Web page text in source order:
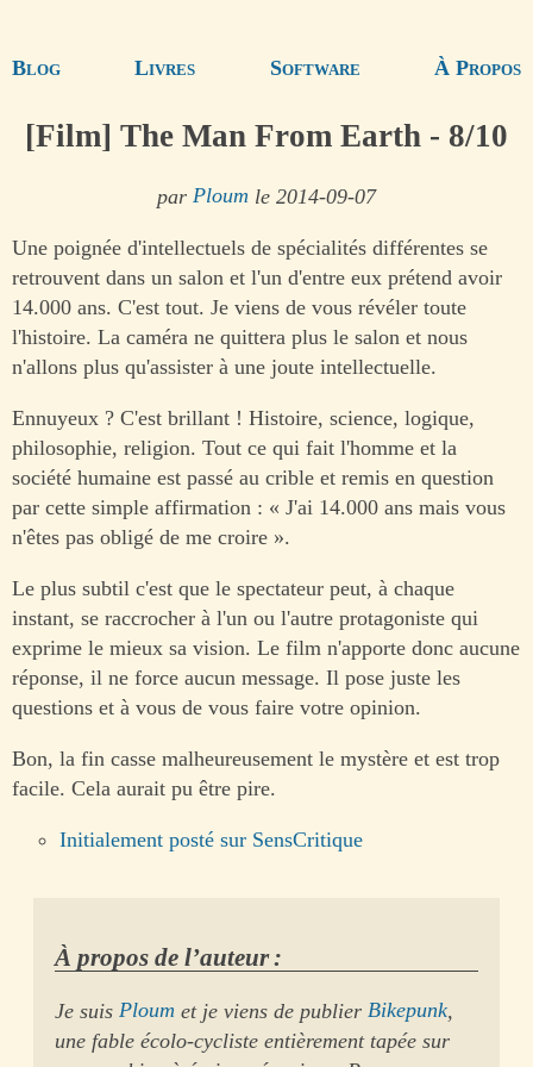
Blog Livres Software À Propos
[Film] The Man From Earth - 8/10
par Ploum le 2014-09-07
Une poignée d'intellectuels de spécialités différentes se
retrouvent dans un salon et l'un d'entre eux prétend avoir
14.000 ans. C'est tout. Je viens de vous révéler toute
l'histoire. La caméra ne quittera plus le salon et nous
n'allons plus qu'assister à une joute intellectuelle.
Ennuyeux ? C'est brillant ! Histoire, science, logique,
philosophie, religion. Tout ce qui fait l'homme et la
société humaine est passé au crible et remis en question
par cette simple affirmation : « J'ai 14.000 ans mais vous
n'êtes pas obligé de me croire ».
Le plus subtil c'est que le spectateur peut, à chaque
instant, se raccrocher à l'un ou l'autre protagoniste qui
exprime le mieux sa vision. Le film n'apporte donc aucune
réponse, il ne force aucun message. Il pose juste les
questions et à vous de vous faire votre opinion.
Bon, la fin casse malheureusement le mystère et est trop
facile. Cela aurait pu être pire.
Initialement posté sur SensCritique
À propos de l’auteur :
Je suisPloum et je viens de publierBikepunk,
une fable écolo-cycliste entièrement tapée sur